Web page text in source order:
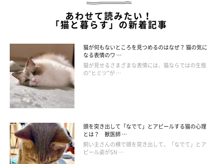
あわせて読みたい！
「猫と暮らす」の新着記事
猫が何もないところを見つめるのはなぜ？ 猫の気に
なる表情のワ …
猫が見せるさまざまな表情には、猫ならではの生態
の“ヒミツ”が …
頭を突き出して「なでて」とアピールする猫の心理
とは？ 獣医師 …
飼い主さんの横で頭を突き出して、「なでて」とア
ピール姿がSN …